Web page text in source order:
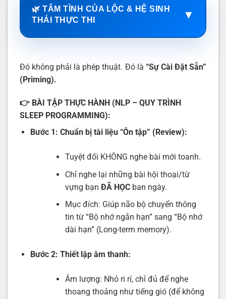
🌿 TÂM TÌNH CỦA LỘC & HỆ SINH
THÁI THỰC THI
▼
Đó không phải là phép thuật. Đó là “Sự Cài Đặt Sẵn”
(Priming).
👉 BÀI TẬP THỰC HÀNH (NLP – QUY TRÌNH
SLEEP PROGRAMMING):
Bước 1: Chuẩn bị tài liệu “Ôn tập” (Review):
Tuyệt đối KHÔNG nghe bài mới toanh.
Chỉ nghe lại những bài hội thoại/từ
vựng bạn ĐÃ HỌCban ngày.
Mục đích: Giúp não bộ chuyển thông
tin từ “Bộ nhớ ngắn hạn” sang “Bộ nhớ
dài hạn” (Long-term memory).
Bước 2: Thiết lập âm thanh:
Âm lượng: Nhỏ ri rí, chỉ đủ để nghe
thoang thoảng như tiếng gió (để không